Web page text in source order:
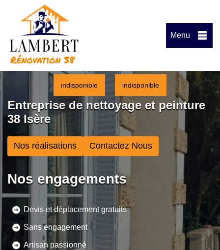
Menu
indisponible indisponible
Entreprise de nettoyage et peinture
38 Isère
Nos réalisations Contactez Nous
Nos engagements
Devis et déplacement gratuits
Sans engagement
Artisan passionné